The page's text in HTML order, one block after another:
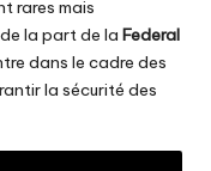
rares mais
la part de la Federal
dans le cadre des
la sécurité des